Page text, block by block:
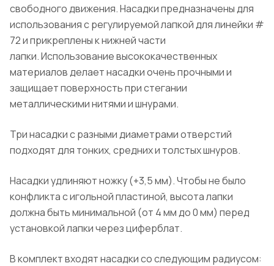
свободного движения. Насадки предназначены для
использования с регулируемой лапкой для линейки #
72 и прикреплены к нижней части
лапки. Использование высококачественных
материалов делает насадки очень прочными и
защищает поверхность при стегании
металлическими нитями и шнурами.
Три насадки с разными диаметрами отверстий
подходят для тонких, средних и толстых шнуров.
Насадки удлиняют ножку (+3,5 мм). Чтобы не было
конфликта с игольной пластиной, высота лапки
должна быть минимальной (от 4 мм до 0 мм) перед
установкой лапки через циферблат.
В комплект входят насадки со следующим радиусом: